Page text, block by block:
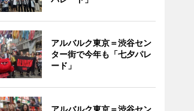
アルバルク東京＝渋谷セン
ター街で今年も「七夕パレ
ード」
アルバルク東京＝渋谷セン